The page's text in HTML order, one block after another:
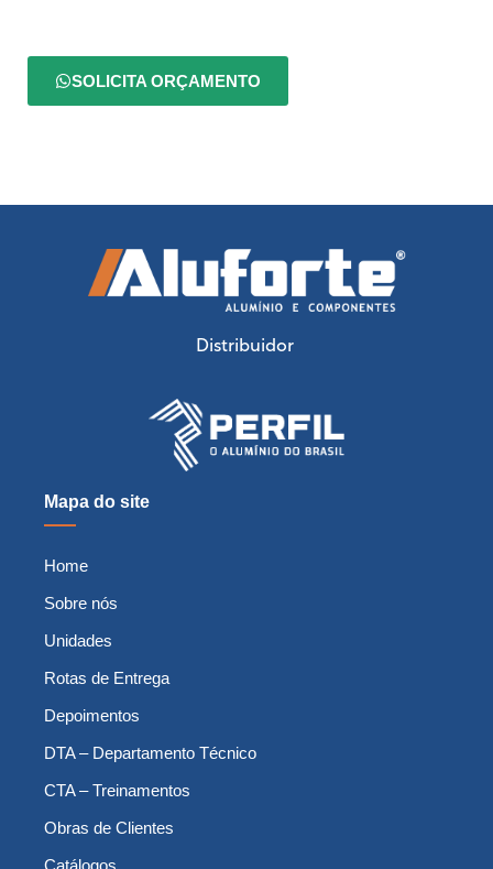
SOLICITA ORÇAMENTO
Distribuidor
Mapa do site
Home
Sobre nós
Unidades
Rotas de Entrega
Depoimentos
DTA – Departamento Técnico
CTA – Treinamentos
Obras de Clientes